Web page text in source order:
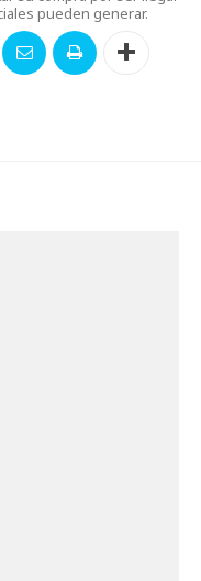
pueden generar.